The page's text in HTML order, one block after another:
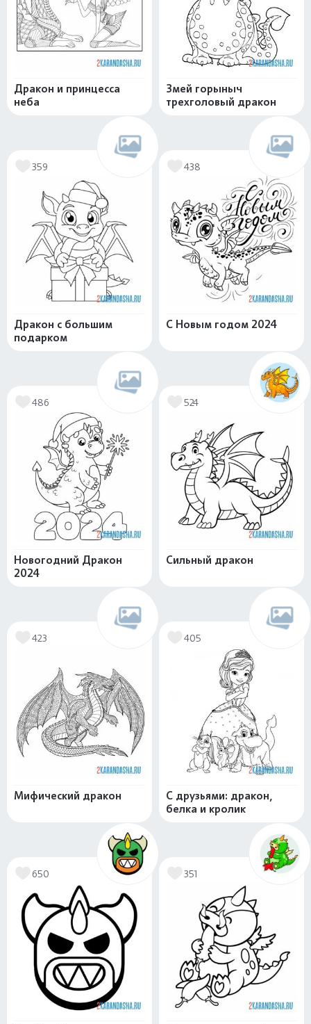
Дракон и принцесса
неба
Змей горыныч
трехголовый дракон
359
Дракон с большим
подарком
438
С Новым годом 2024
486
Новогодний Дракон
2024
524
Сильный дракон
423
Мифический дракон
405
С друзьями: дракон,
белка и кролик
650 351